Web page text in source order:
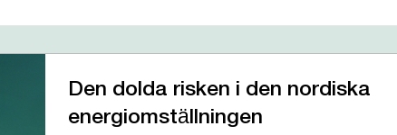
Den dolda risken i den nordiska
energiomställningen